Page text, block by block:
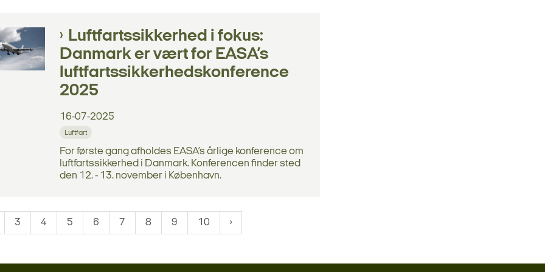
Luftfartssikkerhed i fokus:
Danmark er vært for EASA’s
luftfartssikkerhedskonference
2025
16-07-2025
Luftfart
For første gang afholdes EASA’s årlige konference om
luftfartssikkerhed i Danmark. Konferencen finder sted
den 12. - 13. november i København.
3 4 5 6 7 8 9 10